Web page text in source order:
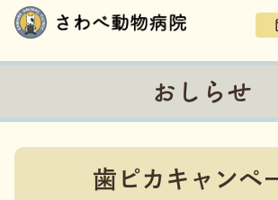
おしらせ
歯ピカキャンペ